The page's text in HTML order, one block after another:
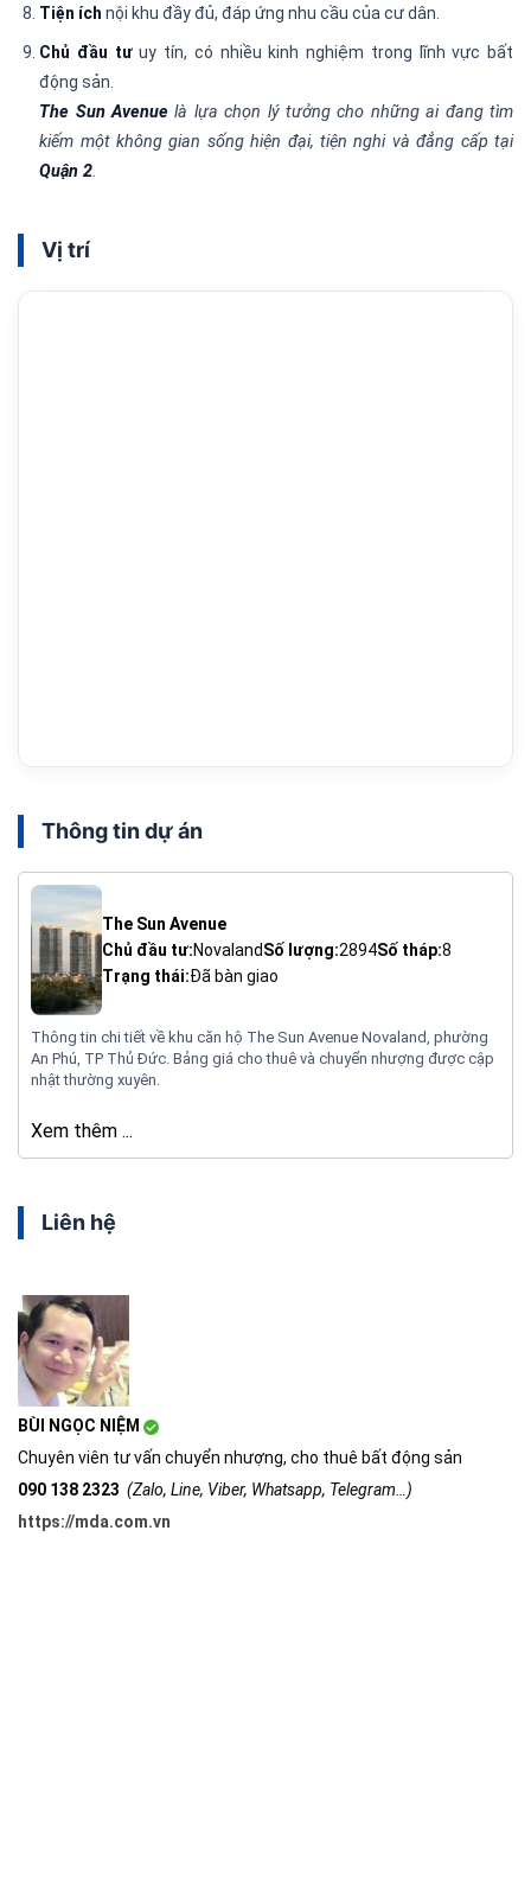
Tiện ích nội khu đầy đủ, đáp ứng nhu cầu của cư dân.
Chủ đầu tưuy tín, có nhiều kinh nghiệm trong lĩnh vực bất
động sản.
The Sun Avenue là lựa chọn lý tưởng cho những ai đang tìm
kiếm một không gian sống hiện đại, tiện nghi và đẳng cấp tại
Quận 2.
Vị trí
Thông tin dự án
The Sun Avenue
Chủ đầu tư:NovalandSố lượng:2894Số tháp:8
Trạng thái:Đã bàn giao
Thông tin chi tiết về khu căn hộ The Sun Avenue Novaland, phường
An Phú, TP Thủ Đức. Bảng giá cho thuê và chuyển nhượng được cập
nhật thường xuyên.
Xem thêm ...
Liên hệ
BÙI NGỌC NIỆM
Chuyên viên tư vấn chuyển nhượng, cho thuê bất động sản
090 138 2323 (Zalo, Line, Viber, Whatsapp, Telegram…)
https://mda.com.vn